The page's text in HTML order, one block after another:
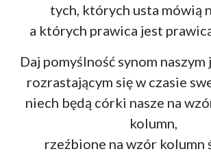
tych, których usta mówią
a których prawica jest
Daj pomyślność synom naszym
rozrastającym się w czasie
niech będą córki nasze na
kolumn,
rzeźbione na wzór kolumn